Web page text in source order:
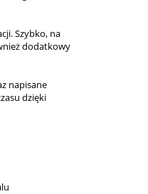
Szybko, na
dodatkowy
napisane
dzięki